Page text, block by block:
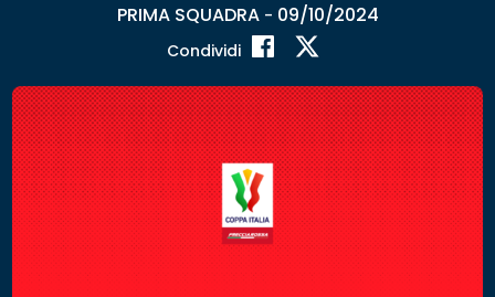
PRIMA SQUADRA - 09/10/2024
Condividi